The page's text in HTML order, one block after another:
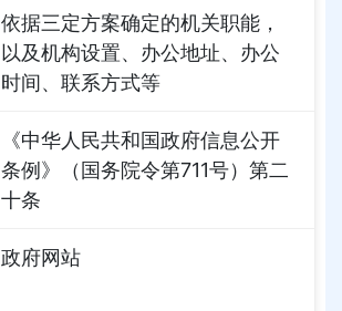
依据三定方案确定的机关职能，
以及机构设置、办公地址、办公
时间、联系方式等
《中华人民共和国政府信息公开
条例》（国务院令第711号）第二
十条
政府网站